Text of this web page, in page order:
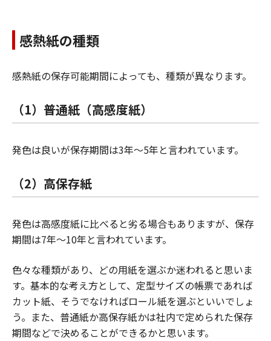
感熱紙の種類
感熱紙の保存可能期間によっても、種類が異なります。
（1）普通紙（高感度紙）
発色は良いが保存期間は3年～5年と言われています。
（2）高保存紙
発色は高感度紙に比べると劣る場合もありますが、保存
期間は7年～10年と言われています。
色々な種類があり、どの用紙を選ぶか迷われると思いま
す。基本的な考え方として、定型サイズの帳票であれば
カット紙、そうでなければロール紙を選ぶといいでしょ
う。また、普通紙か高保存紙かは社内で定められた保存
期間などで決めることができるかと思います。